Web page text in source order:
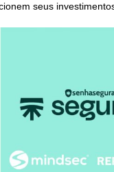
seus